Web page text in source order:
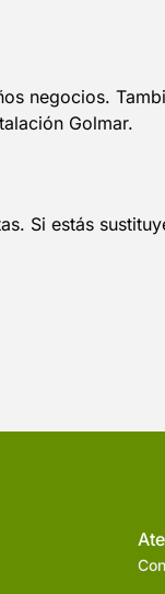
negocios.
Golmar.
Si estás